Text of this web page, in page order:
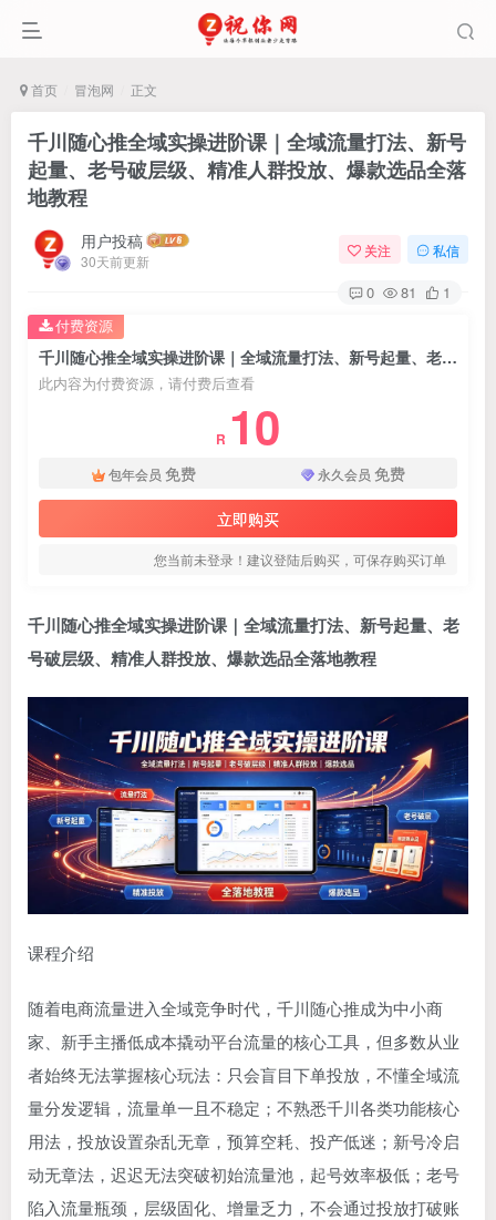
首页 冒泡网 正文
千川随心推全域实操进阶课｜全域流量打法、新号
起量、老号破层级、精准人群投放、爆款选品全落
地教程
用户投稿
30天前更新
关注 私信
0 81 1
千川随心推全域实操进阶课｜全域流量打法、新号起量、老号破层级、精准人群投放、爆款选品全落地教程
此内容为付费资源，请付费后查看
R 10
包年会员 免费 永久会员 免费
立即购买
您当前未登录！建议登陆后购买，可保存购买订单
付费资源
千川随心推全域实操进阶课｜全域流量打法、新号起量、老
号破层级、精准人群投放、爆款选品全落地教程
课程介绍
随着电商流量进入全域竞争时代，千川随心推成为中小商
家、新手主播低成本撬动平台流量的核心工具，但多数从业
者始终无法掌握核心玩法：只会盲目下单投放，不懂全域流
量分发逻辑，流量单一且不稳定；不熟悉千川各类功能核心
用法，投放设置杂乱无章，预算空耗、投产低迷；新号冷启
动无章法，迟迟无法突破初始流量池，起号效率极低；老号
陷入流量瓶颈，层级固化、增量乏力，不会通过投放打破账